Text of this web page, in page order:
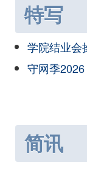
特写
学院结业会
守网季2026
简讯